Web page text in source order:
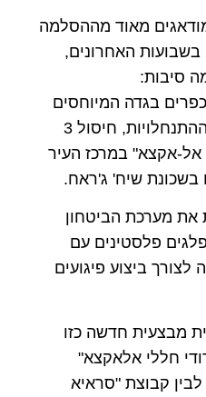
מאוד מההסלמה
האחרונים,
סיבות:
בגדה המיוחסים
לקיצונים יהודים, המשך ההתנחלויות, חיסול 3
אל-אקצא" במרכז העיר
בשכונת שיח' ג'ראח.
את מערכת הביטחון
פלסטינים עם
לצורך ביצוע פיגועים
מבצעית חדשה כזו
חללי אלאקצא"
קבוצת "סראיא